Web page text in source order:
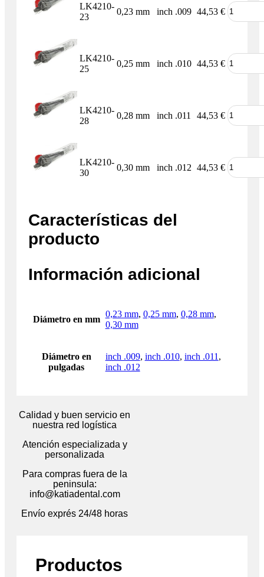
LK4210-
23
0,23 mm inch .009 44,53 €
LK4210-
25
0,25 mm inch .010 44,53 €
LK4210-
28
0,28 mm inch .011 44,53 €
LK4210-
30
0,30 mm inch .012 44,53 €
Características del
producto
Información adicional
Diámetro en mm
0,23 mm, 0,25 mm, 0,28 mm,
0,30 mm
Diámetro en
pulgadas
inch .009, inch .010, inch .011 ,
inch .012
Calidad y buen servicio en
nuestra red logística
Atención especializada y
personalizada
Para compras fuera de la
peninsula:
info@katiadental.com
Envío exprés 24/48 horas
Productos